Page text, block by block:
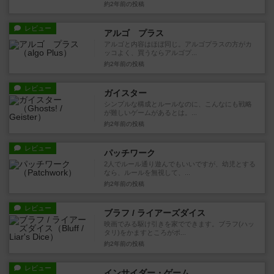
約2年前 の投稿
レビュー アルゴ プラス
アルゴと内容はほぼ同じ。アルゴプラスの方がカ
ッコよく、買うならアルゴプ...
約2年前 の投稿
レビュー ガイスター
シンプルな構成とルールなのに、こんなにも戦略
が難しいゲームがあるとは。...
約2年前 の投稿
レビュー パッチワーク
2人でルール通り遊んでもいいですが、幼児とする
なら、ルールを無視して、...
約2年前 の投稿
レビュー ブラフ / ライアーズダイス
映画でみる駆け引きを家でできます。ブラフ(ハッ
タリ)をかますところがポ...
約2年前 の投稿
レビュー